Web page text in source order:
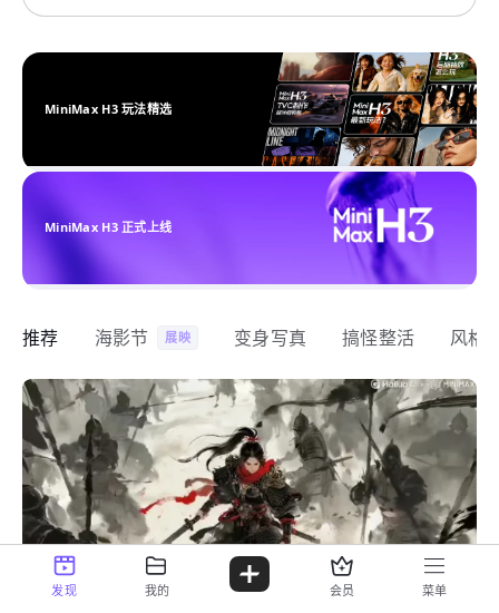
MiniMax H3 玩法精选
MiniMax H3 正式上线
推荐 海影节 展映 变身写真 搞怪整活 风格
发现 我的 会员 菜单